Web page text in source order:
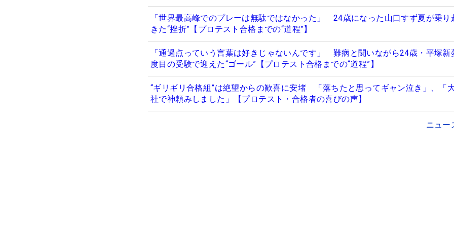
「世界最高峰でのプレーは無駄ではなかった」 24歳になった山口すず夏が乗り
きた“挫折”【プロテスト合格までの“道程”】
「通過点っていう言葉は好きじゃないんです」 難病と闘いながら24歳・平塚新
度目の受験で迎えた“ゴール”【プロテスト合格までの“道程”】
“ギリギリ合格組”は絶望からの歓喜に安堵 「落ちたと思ってギャン泣き」、「
社で神頼みしました」【プロテスト・合格者の喜びの声】
ニュー